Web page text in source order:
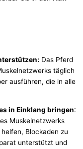
Das Pferd
täglich
ausführen, die in alle
in Einklang bringen:
Muskelnetzwerks
Blockaden zu
unterstützt und